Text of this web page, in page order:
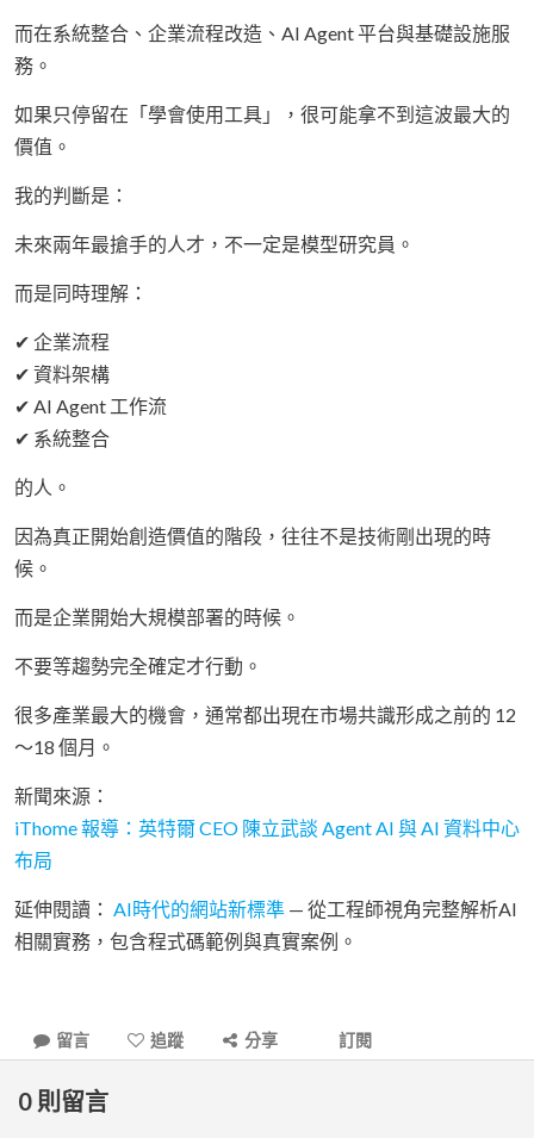
而在系統整合、企業流程改造、AI Agent 平台與基礎設施服
務。
如果只停留在「學會使用工具」，很可能拿不到這波最大的
價值。
我的判斷是：
未來兩年最搶手的人才，不一定是模型研究員。
而是同時理解：
✔ 企業流程
✔ 資料架構
✔ AI Agent 工作流
✔ 系統整合
的人。
因為真正開始創造價值的階段，往往不是技術剛出現的時
候。
而是企業開始大規模部署的時候。
不要等趨勢完全確定才行動。
很多產業最大的機會，通常都出現在市場共識形成之前的 12
～18 個月。
新聞來源：
iThome 報導：英特爾 CEO 陳立武談 Agent AI 與 AI 資料中心
布局
延伸閱讀： AI時代的網站新標準 — 從工程師視角完整解析AI
相關實務，包含程式碼範例與真實案例。
留言 追蹤 分享 訂閱
0 則留言